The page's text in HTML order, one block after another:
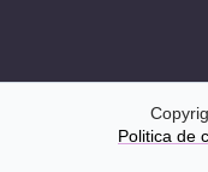
Politica de